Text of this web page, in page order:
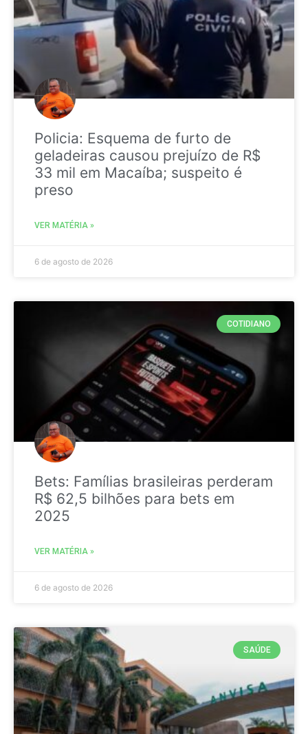
Policia: Esquema de furto de
geladeiras causou prejuízo de R$
33 mil em Macaíba; suspeito é
preso
VER MATÉRIA »
6 de agosto de 2026
COTIDIANO
Bets: Famílias brasileiras perderam
R$ 62,5 bilhões para bets em
2025
VER MATÉRIA »
6 de agosto de 2026
SAÚDE